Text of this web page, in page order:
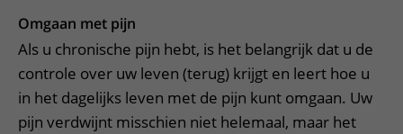
Omgaan met pijn
Als u chronische pijn hebt, is het belangrijk dat u de
controle over uw leven (terug) krijgt en leert hoe u
in het dagelijks leven met de pijn kunt omgaan. Uw
pijn verdwijnt misschien niet helemaal, maar het